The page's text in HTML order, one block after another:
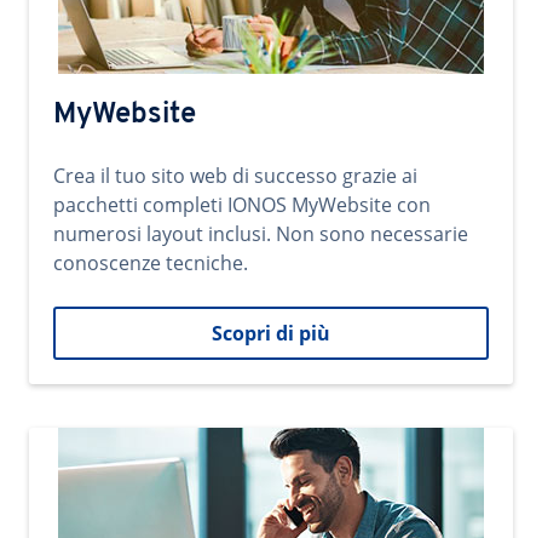
MyWebsite
Crea il tuo sito web di successo grazie ai
pacchetti completi IONOS MyWebsite con
numerosi layout inclusi. Non sono necessarie
conoscenze tecniche.
Scopri di più